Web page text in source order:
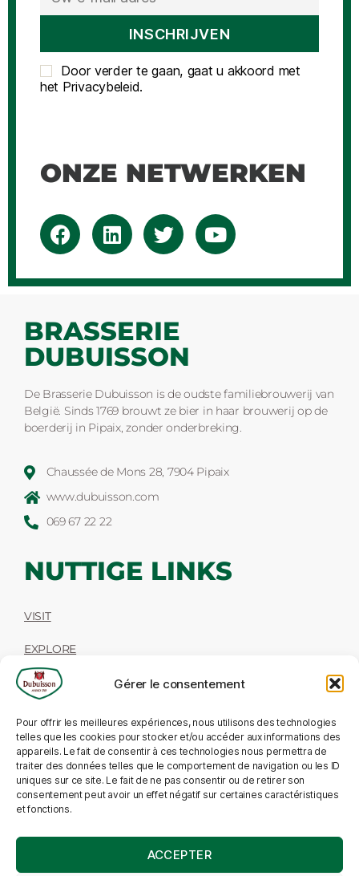
Gérer le consentement
Pour offrir les meilleures expériences, nous utilisons des technologies
telles que les cookies pour stocker et/ou accéder aux informations des
appareils. Le fait de consentir à ces technologies nous permettra de
traiter des données telles que le comportement de navigation ou les ID
uniques sur ce site. Le fait de ne pas consentir ou de retirer son
consentement peut avoir un effet négatif sur certaines caractéristiques
et fonctions.
ACCEPTER
Door verder te gaan, gaat u akkoord met
het Privacybeleid.
ONZE NETWERKEN
BRASSERIE
DUBUISSON
De Brasserie Dubuisson is de oudste familiebrouwerij van
België. Sinds 1769 brouwt ze bier in haar brouwerij op de
boerderij in Pipaix, zonder onderbreking.
Chaussée de Mons 28, 7904 Pipaix
www.dubuisson.com
069 67 22 22
NUTTIGE LINKS
VISIT
EXPLORE
TASTE
WORK
MIJN ACCOUNT